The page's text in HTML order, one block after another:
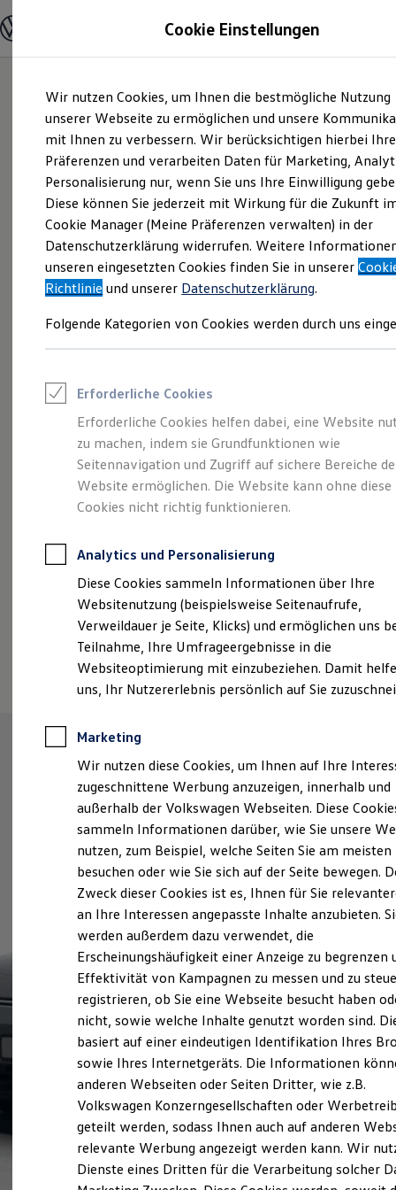
Hauptinhalt
springen
Footer
springen
Modelle und Konfigurator
Modelle vergleichen
Elektroautos
ENERGY Sondermodelle
Nutzfahrzeuge
SUV und CUV
Familienautos
Kombis
Kompaktwagen
Sportwagen
Schnell verfügbare Fahrzeuge
Angebote und Produkte
Aktuelle Angebote
E-Auto-Förderung
Volkswagen Marktplatz
Junge Gebrauchtwagen und Gebrauchtwagen
Saisonangebote
Leasing
Leasing-Angebote
Gebrauchtwagen Leasing
Junge Gebrauchtwagen-Leasing
Elektroauto Leasing
Kleinwagen-Leasing
Leasing ohne Anzahlung
Autokredit mit Schlussrate
Versicherungen und Garantien
Kfz-Versicherung
Restschuldversicherungen
Garantien
Wartungsverträge
Geschäftskunden
Professional Class bei Volkswagen
Großkunden
Behörden
Anpfiff zum Gewinn
Elektroautos
ID. Tutorials
Elektrofahrzeugkonzepte
Reichweite
Reichweite der ID. Modelle
Reichweite im Winter
Laden
Laden unterwegs
Laden Zuhause
Ladezeitensimulator
Batterie
Sicherheit
Garantie und Lebensdauer
Nachhaltigkeit
Technologie
Kosten und Kauf
Verbrauchskosten
Kaufoptionen
E-Auto-Förderung
Software und Konnektivität
Die ID. Software 6
ID. Software Versionen und Updates
Digitale Extras
Schnittstellen zu Ihrem ID.
Der ID.7 Tourer
Impressum & Rechtliches)
Cookie Einstellungen
Wir nutzen Cookies, um Ihnen die bestmögliche Nutzung
unserer Webseite zu ermöglichen und unsere
mit Ihnen zu verbessern. Wir berücksichtigen hierbei Ihre
Präferenzen und verarbeiten Daten für Marketing,
Personalisierung nur, wenn Sie uns Ihre Einwilligung
Diese können Sie jederzeit mit Wirkung für die Zukunft
Cookie Manager (Meine Präferenzen verwalten) in der
Datenschutzerklärung widerrufen. Weitere
unseren eingesetzten Cookies finden Sie in unserer
Richtlinie und unserer Datenschutzerklärung.
Folgende Kategorien von Cookies werden durch uns
Erforderliche Cookies
Erforderliche Cookies helfen dabei, eine Website
zu machen, indem sie Grundfunktionen wie
Seitennavigation und Zugriff auf sichere Bereiche
Website ermöglichen. Die Website kann ohne diese
Cookies nicht richtig funktionieren.
Analytics und Personalisierung
Diese Cookies sammeln Informationen über Ihre
Websitenutzung (beispielsweise Seitenaufrufe,
Verweildauer je Seite, Klicks) und ermöglichen uns
Teilnahme, Ihre Umfrageergebnisse in die
Websiteoptimierung mit einzubeziehen. Damit
uns, Ihr Nutzererlebnis persönlich auf Sie
Marketing
Wir nutzen diese Cookies, um Ihnen auf Ihre
zugeschnittene Werbung anzuzeigen, innerhalb und
außerhalb der Volkswagen Webseiten. Diese
sammeln Informationen darüber, wie Sie unsere
nutzen, zum Beispiel, welche Seiten Sie am meisten
besuchen oder wie Sie sich auf der Seite bewegen.
Zweck dieser Cookies ist es, Ihnen für Sie
an Ihre Interessen angepasste Inhalte anzubieten.
werden außerdem dazu verwendet, die
Erscheinungshäufigkeit einer Anzeige zu begrenzen
Effektivität von Kampagnen zu messen und zu
registrieren, ob Sie eine Webseite besucht haben
nicht, sowie welche Inhalte genutzt worden sind.
basiert auf einer eindeutigen Identifikation Ihres
sowie Ihres Internetgeräts. Die Informationen
anderen Webseiten oder Seiten Dritter, wie z.B.
Volkswagen Konzerngesellschaften oder
geteilt werden, sodass Ihnen auch auf anderen
relevante Werbung angezeigt werden kann. Wir
Dienste eines Dritten für die Verarbeitung solcher